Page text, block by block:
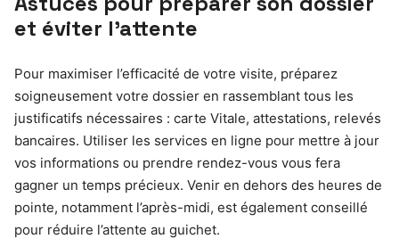
et éviter l’attente
Pour maximiser l’efficacité de votre visite, préparez
soigneusement votre dossier en rassemblant tous les
justificatifs nécessaires : carte Vitale, attestations, relevés
bancaires. Utiliser les services en ligne pour mettre à jour
vos informations ou prendre rendez-vous vous fera
gagner un temps précieux. Venir en dehors des heures de
pointe, notamment l’après-midi, est également conseillé
pour réduire l’attente au guichet.